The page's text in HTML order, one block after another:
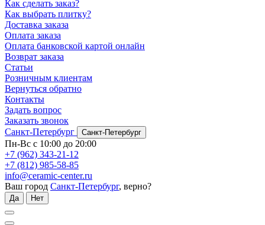
Как сделать заказ?
Как выбрать плитку?
Доставка заказа
Оплата заказа
Оплата банковской картой онлайн
Возврат заказа
Статьи
Розничным клиентам
Вернуться обратно
Контакты
Задать вопрос
Заказать звонок
Санкт-Петербург
Санкт-Петербург
Пн-Вс с 10:00 до 20:00
+7 (962) 343-21-12
+7 (812) 985-58-85
info@ceramic-center.ru
Ваш город Санкт-Петербург, верно?
Да Нет